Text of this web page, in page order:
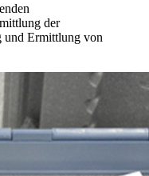
der
und Ermittlung von